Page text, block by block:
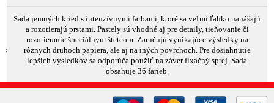
Sada jemných kried s intenzívnymi farbami, ktoré sa veľmi ľahko nanášajú
a rozotierajú prstami. Pastely sú vhodné aj pre detaily, tieňovanie či
rozotieranie špeciálnym štetcom. Zaručujú vynikajúce výsledky na
rôznych druhoch papiera, ale aj na iných povrchoch. Pre dosiahnutie
lepších výsledkov sa odporúča použiť na záver fixačný sprej. Sada
obsahuje 36 farieb.